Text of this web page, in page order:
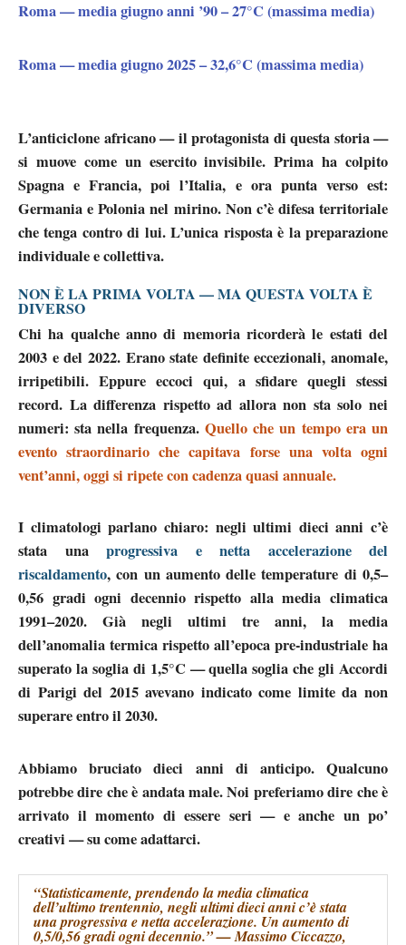
Roma — media giugno anni ’90 –27°C (massima media)
Roma — media giugno 2025 –32,6°C (massima media)
L’anticiclone africano — il protagonista di questa storia —
si muove come un esercito invisibile. Prima ha colpito
Spagna e Francia, poi l’Italia, e ora punta verso est:
Germania e Polonia nel mirino. Non c’è difesa territoriale
che tenga contro di lui.L’unica risposta è la preparazione
individuale e collettiva.
NON È LA PRIMA VOLTA — MA QUESTA VOLTA È
DIVERSO
Chi ha qualche anno di memoria ricorderà le estati del
2003 e del 2022.Erano state definite eccezionali, anomale,
irripetibili.Eppure eccoci qui, a sfidare quegli stessi
record. La differenza rispetto ad allora non sta solo nei
numeri:sta nella frequenza. Quello che un tempo era un
evento straordinario che capitava forse una volta ogni
vent’anni, oggi si ripete con cadenza quasi annuale.
I climatologi parlano chiaro: negli ultimi dieci anni c’è
stata una progressiva e netta accelerazione del
riscaldamento, con un aumento delle temperature di 0,5–
0,56 gradi ogni decennio rispetto alla media climatica
1991–2020. Già negli ultimi tre anni, la media
dell’anomalia termica rispetto all’epoca pre-industriale ha
superato la soglia di 1,5°C — quella soglia che gli Accordi
di Parigi del 2015 avevano indicato come limite da non
superare entro il 2030.
Abbiamo bruciato dieci anni di anticipo. Qualcuno
potrebbe dire che è andata male. Noi preferiamo dire che è
arrivato il momento di essere seri — e anche un po’
creativi — su come adattarci.
“Statisticamente, prendendo la media climatica
dell’ultimo trentennio, negli ultimi dieci anni c’è stata
una progressiva e netta accelerazione. Un aumento di
0,5/0,56 gradi ogni decennio.” — Massimo Ciccazzo,